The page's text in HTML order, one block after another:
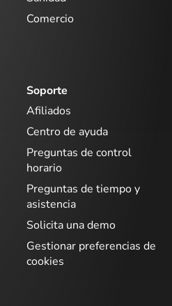
Comercio
Soporte
Afiliados
Centro de ayuda
Preguntas de control
horario
Preguntas de tiempo y
asistencia
Solicita una demo
Gestionar preferencias de
cookies